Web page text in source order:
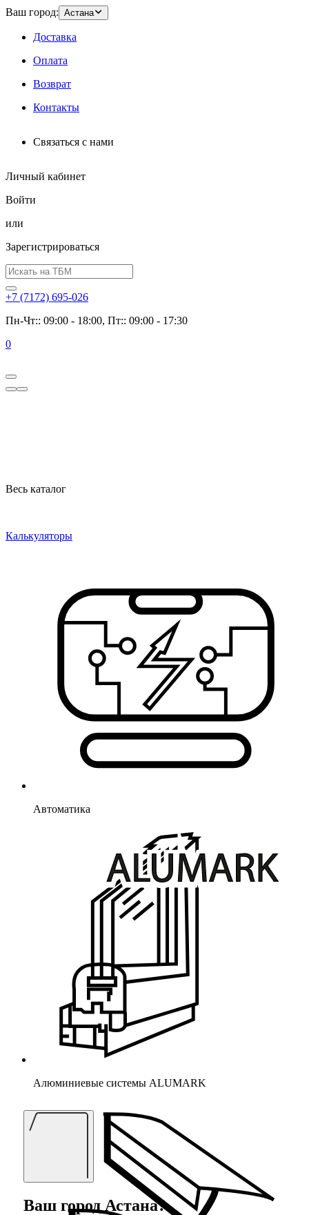
Ваш город: Астана
Доставка
Оплата
Возврат
Контакты
Связаться с нами
Личный кабинет
Войти
или
Зарегистрироваться
+7 (7172) 695-026
Пн-Чт:: 09:00 - 18:00, Пт:: 09:00 - 17:30
0
Весь каталог
Калькуляторы
Автоматика
Алюминиевые системы ALUMARK
Ваш городАстана?